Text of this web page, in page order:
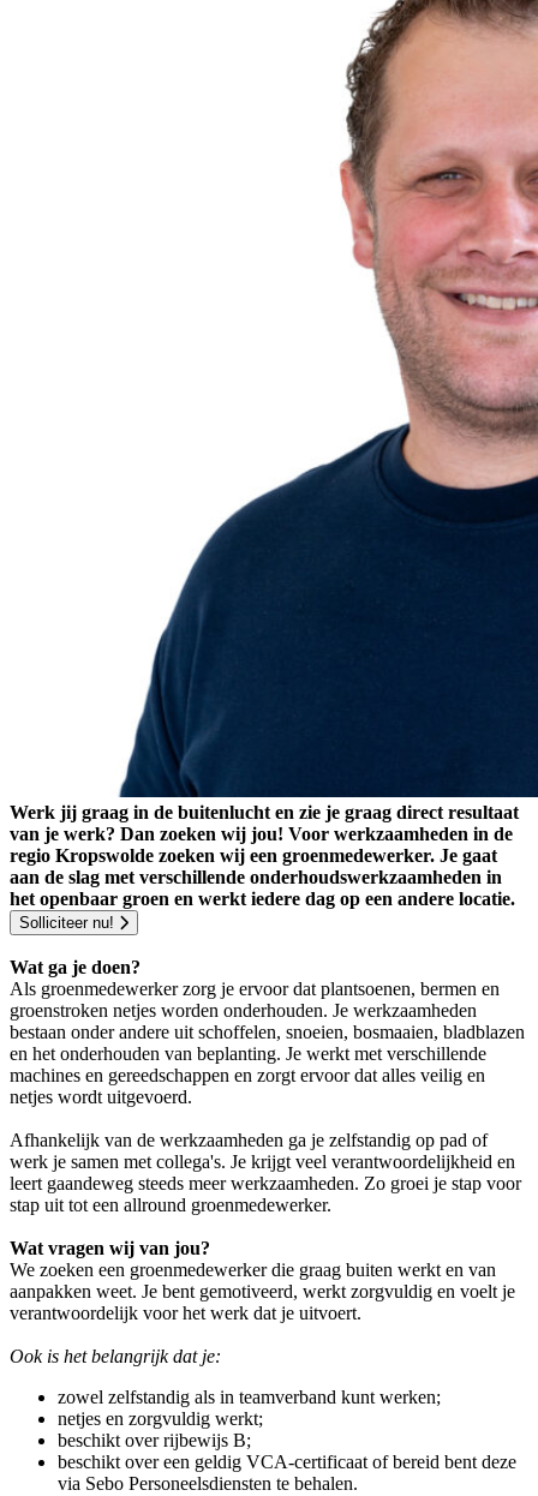
Werk jij graag in de buitenlucht en zie je graag direct resultaat
van je werk? Dan zoeken wij jou! Voor werkzaamheden in de
regio Kropswolde zoeken wij een groenmedewerker. Je gaat
aan de slag met verschillende onderhoudswerkzaamheden in
het openbaar groen en werkt iedere dag op een andere locatie.
Solliciteer nu!
Wat ga je doen?
Als groenmedewerker zorg je ervoor dat plantsoenen, bermen en
groenstroken netjes worden onderhouden. Je werkzaamheden
bestaan onder andere uit schoffelen, snoeien, bosmaaien, bladblazen
en het onderhouden van beplanting. Je werkt met verschillende
machines en gereedschappen en zorgt ervoor dat alles veilig en
netjes wordt uitgevoerd.
Afhankelijk van de werkzaamheden ga je zelfstandig op pad of
werk je samen met collega's. Je krijgt veel verantwoordelijkheid en
leert gaandeweg steeds meer werkzaamheden. Zo groei je stap voor
stap uit tot een allround groenmedewerker.
Wat vragen wij van jou?
We zoeken een groenmedewerker die graag buiten werkt en van
aanpakken weet. Je bent gemotiveerd, werkt zorgvuldig en voelt je
verantwoordelijk voor het werk dat je uitvoert.
Ook is het belangrijk dat je:
zowel zelfstandig als in teamverband kunt werken;
netjes en zorgvuldig werkt;
beschikt over rijbewijs B;
beschikt over een geldig VCA-certificaat of bereid bent deze
via Sebo Personeelsdiensten te behalen.